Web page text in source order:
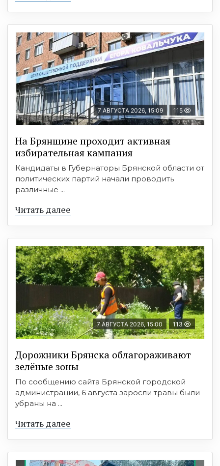
7 АВГУСТА 2026, 15:09 115
На Брянщине проходит активная
избирательная кампания
Кандидаты в Губернаторы Брянской области от
политических партий начали проводить
различные ...
Читать далее
7 АВГУСТА 2026, 15:00 113
Дорожники Брянска облагораживают
зелёные зоны
По сообщению сайта Брянской городской
администрации, 6 августа заросли травы были
убраны на ...
Читать далее